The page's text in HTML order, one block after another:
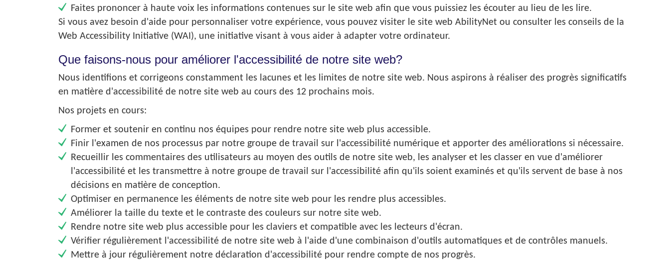
Faites prononcer à haute voix les informations contenues sur le site web afin que vous puissiez les écouter au lieu de les lire.
Si vous avez besoin d'aide pour personnaliser votre expérience, vous pouvez visiter le site web AbilityNet ou consulter les conseils de la
Web Accessibility Initiative (WAI), une initiative visant à vous aider à adapter votre ordinateur.
Que faisons-nous pour améliorer l'accessibilité de notre site web?
Nous identifions et corrigeons constamment les lacunes et les limites de notre site web. Nous aspirons à réaliser des progrès significatifs
en matière d'accessibilité de notre site web au cours des 12 prochains mois.
Nos projets en cours:
Former et soutenir en continu nos équipes pour rendre notre site web plus accessible.
Finir l'examen de nos processus par notre groupe de travail sur l'accessibilité numérique et apporter des améliorations si nécessaire.
Recueillir les commentaires des utilisateurs au moyen des outils de notre site web, les analyser et les classer en vue d'améliorer
l'accessibilité et les transmettre à notre groupe de travail sur l'accessibilité afin qu'ils soient examinés et qu'ils servent de base à nos
décisions en matière de conception.
Optimiser en permanence les éléments de notre site web pour les rendre plus accessibles.
Améliorer la taille du texte et le contraste des couleurs sur notre site web.
Rendre notre site web plus accessible pour les claviers et compatible avec les lecteurs d'écran.
Vérifier régulièrement l'accessibilité de notre site web à l'aide d'une combinaison d'outils automatiques et de contrôles manuels.
Mettre à jour régulièrement notre déclaration d'accessibilité pour rendre compte de nos progrès.